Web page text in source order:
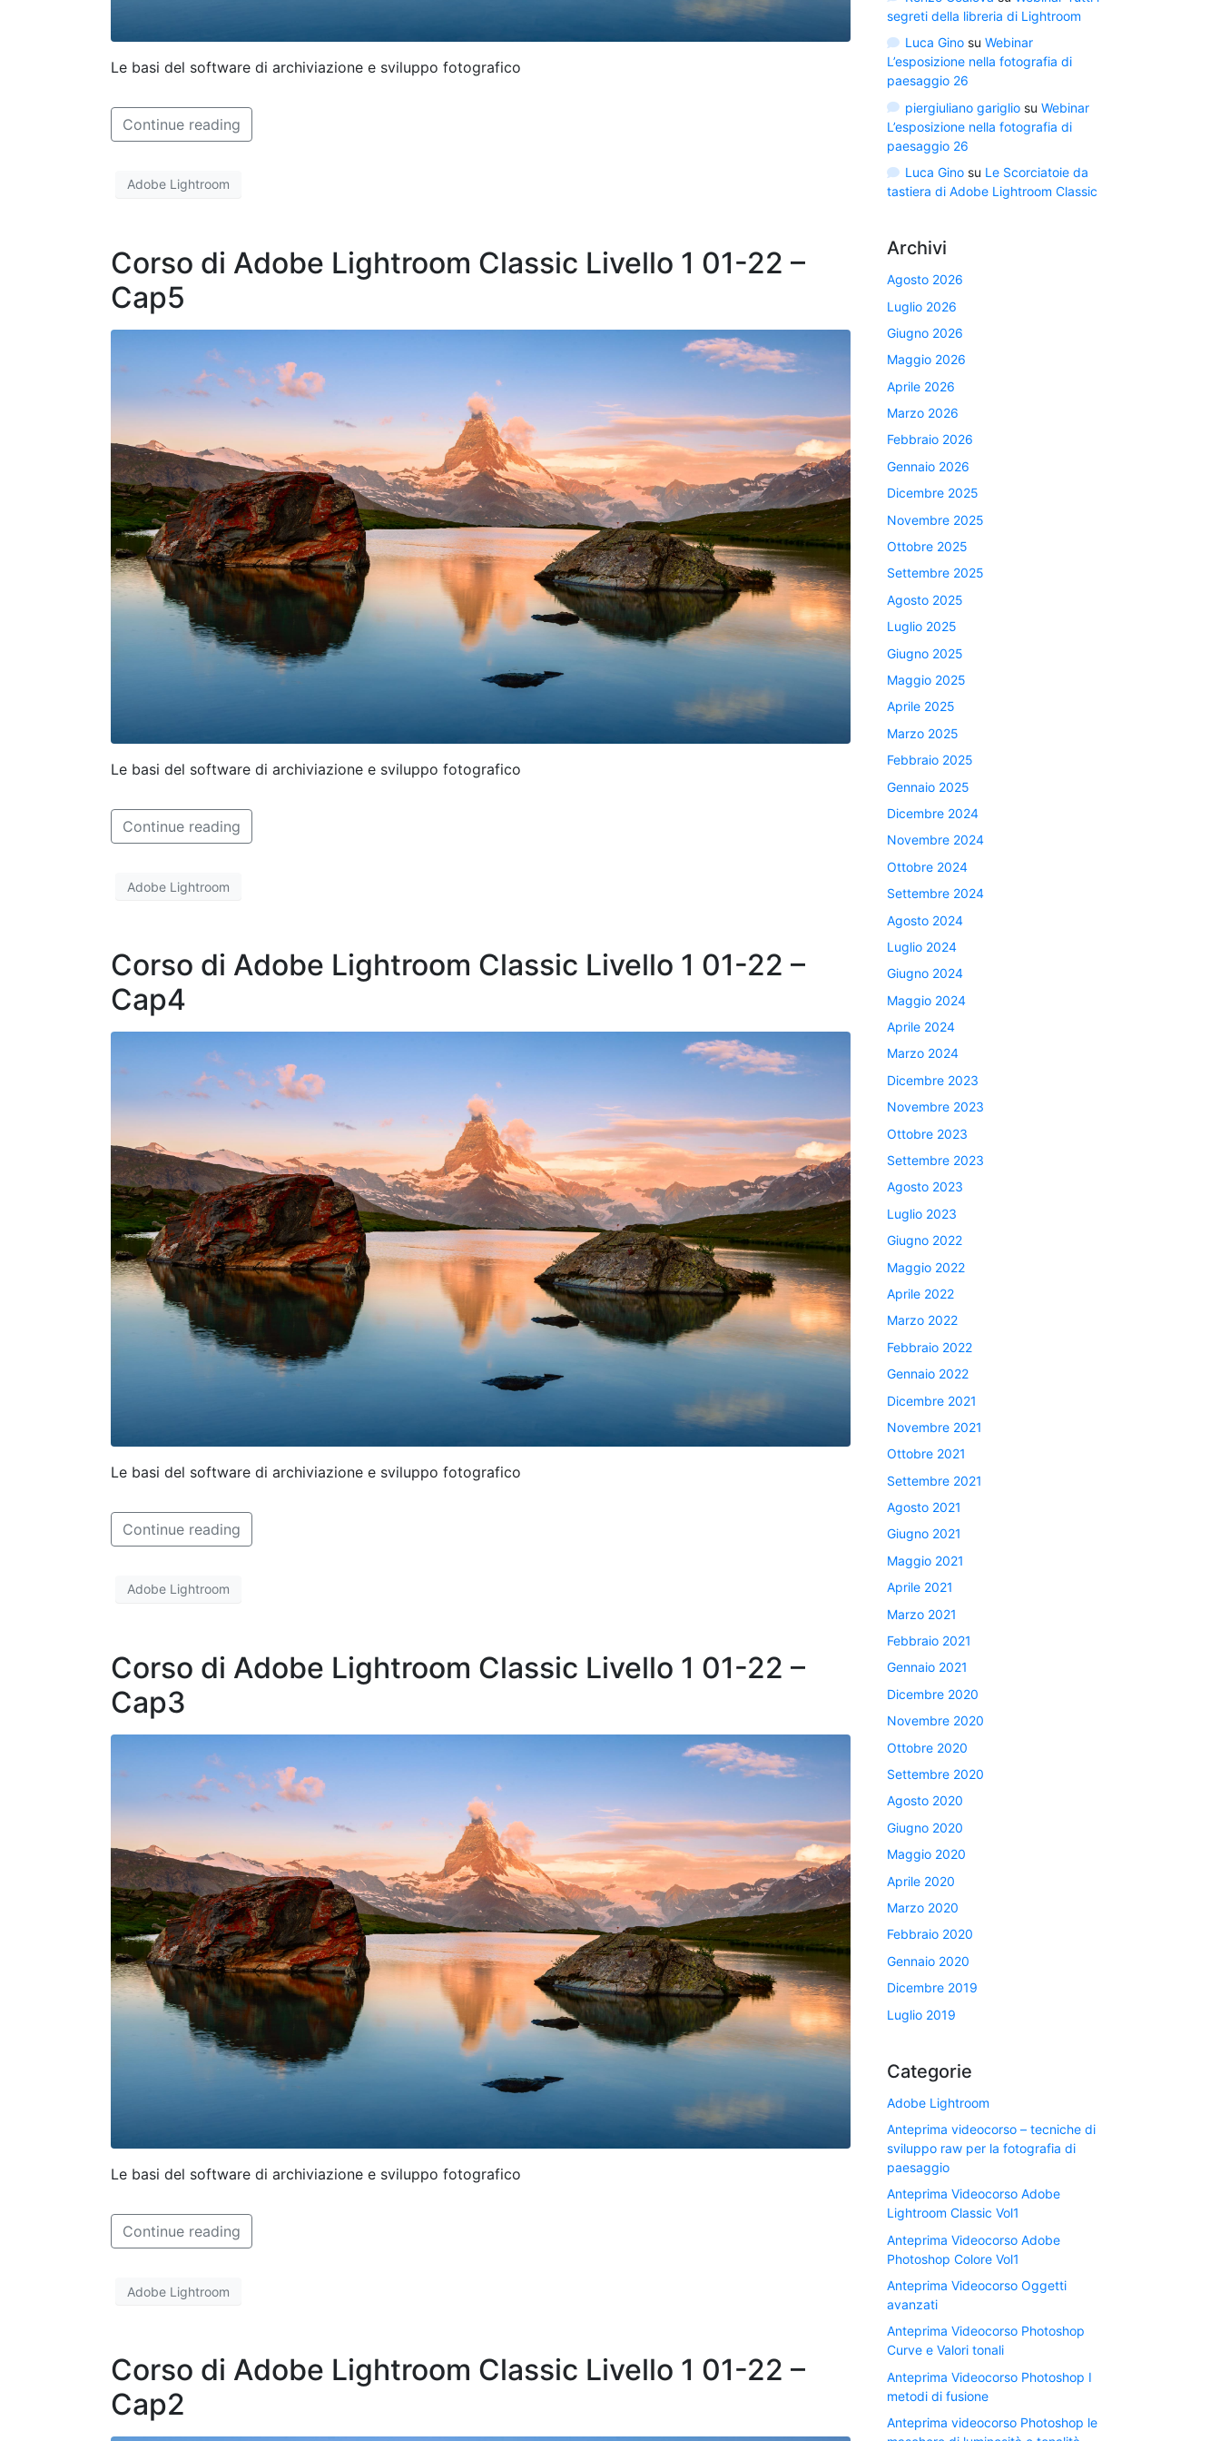
Le basi del software di archiviazione e sviluppo fotografico
Continue reading
Adobe Lightroom
Corso di Adobe Lightroom Classic Livello 1 01-22 –
Cap5
Le basi del software di archiviazione e sviluppo fotografico
Continue reading
Adobe Lightroom
Corso di Adobe Lightroom Classic Livello 1 01-22 –
Cap4
Le basi del software di archiviazione e sviluppo fotografico
Continue reading
Adobe Lightroom
Corso di Adobe Lightroom Classic Livello 1 01-22 –
Cap3
Le basi del software di archiviazione e sviluppo fotografico
Continue reading
Adobe Lightroom
Corso di Adobe Lightroom Classic Livello 1 01-22 –
Cap2
segreti della libreria di Lightroom
Luca Ginosu Webinar
L’esposizione nella fotografia di
paesaggio 26
piergiuliano garigliosu Webinar
L’esposizione nella fotografia di
paesaggio 26
Luca Ginosu Le Scorciatoie da
tastiera di Adobe Lightroom Classic
Archivi
Agosto 2026
Luglio 2026
Giugno 2026
Maggio 2026
Aprile 2026
Marzo 2026
Febbraio 2026
Gennaio 2026
Dicembre 2025
Novembre 2025
Ottobre 2025
Settembre 2025
Agosto 2025
Luglio 2025
Giugno 2025
Maggio 2025
Aprile 2025
Marzo 2025
Febbraio 2025
Gennaio 2025
Dicembre 2024
Novembre 2024
Ottobre 2024
Settembre 2024
Agosto 2024
Luglio 2024
Giugno 2024
Maggio 2024
Aprile 2024
Marzo 2024
Dicembre 2023
Novembre 2023
Ottobre 2023
Settembre 2023
Agosto 2023
Luglio 2023
Giugno 2022
Maggio 2022
Aprile 2022
Marzo 2022
Febbraio 2022
Gennaio 2022
Dicembre 2021
Novembre 2021
Ottobre 2021
Settembre 2021
Agosto 2021
Giugno 2021
Maggio 2021
Aprile 2021
Marzo 2021
Febbraio 2021
Gennaio 2021
Dicembre 2020
Novembre 2020
Ottobre 2020
Settembre 2020
Agosto 2020
Giugno 2020
Maggio 2020
Aprile 2020
Marzo 2020
Febbraio 2020
Gennaio 2020
Dicembre 2019
Luglio 2019
Categorie
Adobe Lightroom
Anteprima videocorso – tecniche di
sviluppo raw per la fotografia di
paesaggio
Anteprima Videocorso Adobe
Lightroom Classic Vol1
Anteprima Videocorso Adobe
Photoshop Colore Vol1
Anteprima Videocorso Oggetti
avanzati
Anteprima Videocorso Photoshop
Curve e Valori tonali
Anteprima Videocorso Photoshop I
metodi di fusione
Anteprima videocorso Photoshop le